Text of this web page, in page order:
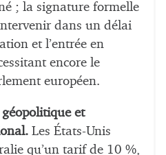
; la signature formelle
dans un délai
et l’entrée en
encore le
européen.
et
Les États-Unis
qu’un tarif de 10 %,